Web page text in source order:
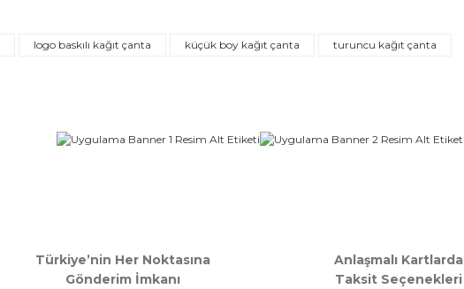
logo baskılı kağıt çanta küçük boy kağıt çanta turuncu kağıt çanta
Türkiye’nin Her Noktasına
Gönderim İmkanı
Anlaşmalı Kartlarda
Taksit Seçenekleri